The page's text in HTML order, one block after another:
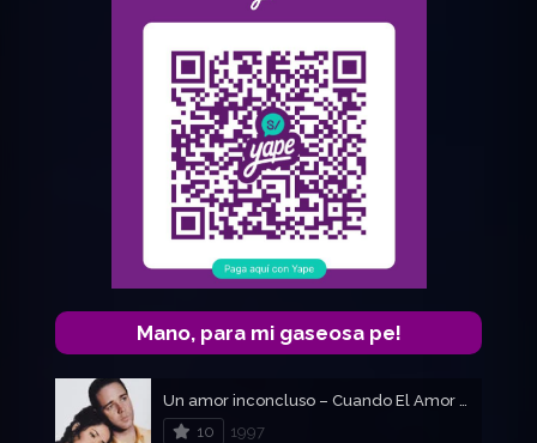
Mano, para mi gaseosa pe!
Un amor inconcluso – Cuando El Amor Se Va
10
1997